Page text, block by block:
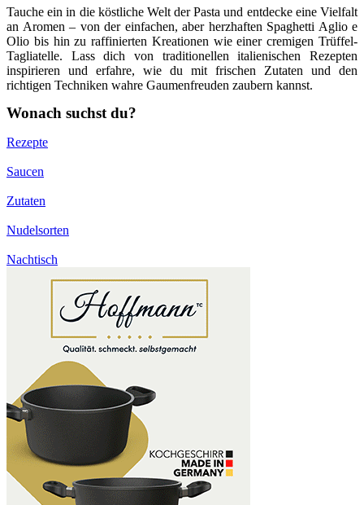
Tauche ein in die köstliche Welt der Pasta und entdecke eine Vielfalt
an Aromen – von der einfachen, aber herzhaften Spaghetti Aglio e
Olio bis hin zu raffinierten Kreationen wie einer cremigen Trüffel-
Tagliatelle. Lass dich von traditionellen italienischen Rezepten
inspirieren und erfahre, wie du mit frischen Zutaten und den
richtigen Techniken wahre Gaumenfreuden zaubern kannst.
Wonach suchst du?
Rezepte
Saucen
Zutaten
Nudelsorten
Nachtisch